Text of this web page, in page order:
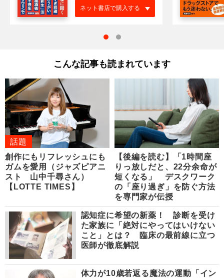
ネット書店で購入する
こんな記事も読まれています
話題
創作にもリフレッシュにも
ガムを愛用（ジャズピアニ
スト 山中千尋さん）
【LOTTE TIMES】
【後編を読む】「1時間座
りっ放しだと、22分余命が
短くなる」 デスクワーク
の「座り過ぎ」を防ぐ方法
を専門家が伝授
認知症に希望の新薬！ 診断を受け
た家族に「絶対にやってはいけない
こと」とは？ 臨床の最前線に立つ
医師が徹底解説
体力が10歳若返る魔法の運動「イン